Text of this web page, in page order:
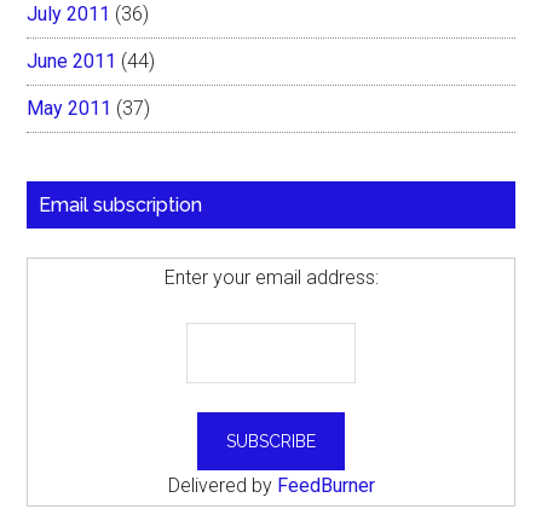
July 2011 (36)
June 2011 (44)
May 2011 (37)
Email subscription
Enter your email address:
Delivered by FeedBurner